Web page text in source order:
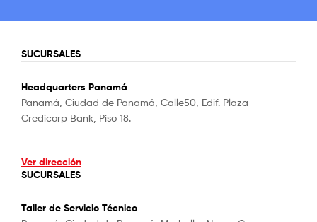
SUCURSALES
Headquarters Panamá
Panamá, Ciudad de Panamá, Calle50, Edif. Plaza
Credicorp Bank, Piso 18.
Ver dirección
SUCURSALES
Taller de Servicio Técnico